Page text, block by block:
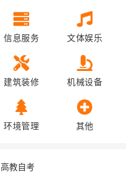
信息服务 文体娱乐
建筑装修 机械设备
环境管理 其他
高教自考